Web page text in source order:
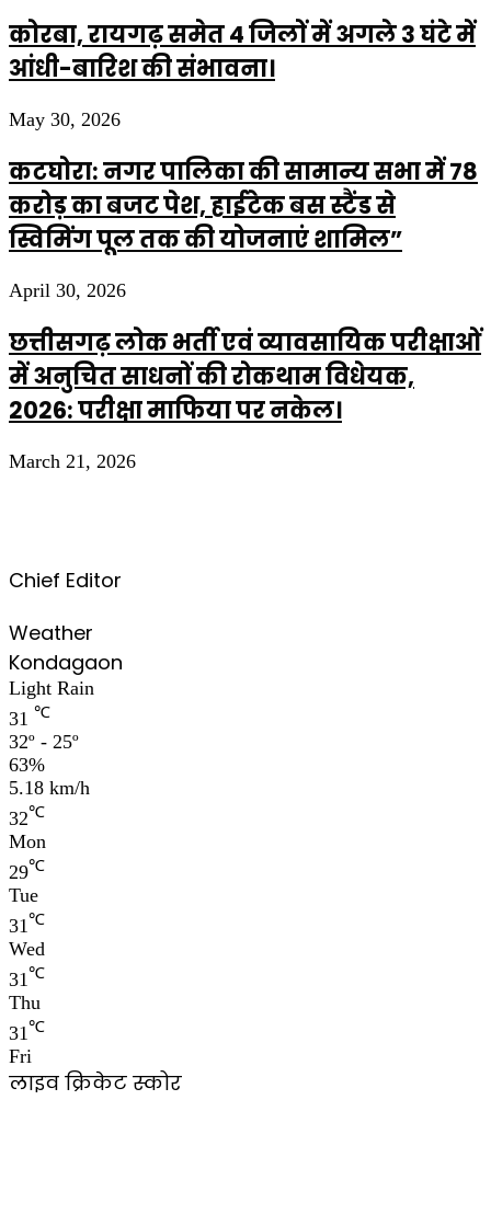
कोरबा, रायगढ़ समेत 4 जिलों में अगले 3 घंटे में
आंधी-बारिश की संभावना।
May 30, 2026
कटघोरा: नगर पालिका की सामान्य सभा में 78
करोड़ का बजट पेश, हाईटेक बस स्टैंड से
स्विमिंग पूल तक की योजनाएं शामिल”
April 30, 2026
छत्तीसगढ़ लोक भर्ती एवं व्यावसायिक परीक्षाओं
में अनुचित साधनों की रोकथाम विधेयक,
2026: परीक्षा माफिया पर नकेल।
March 21, 2026
Chief Editor
Weather
Kondagaon
Light Rain
31 ℃
32º - 25º
63%
5.18 km/h
32℃
Mon
29℃
Tue
31℃
Wed
31℃
Thu
31℃
Fri
लाइव क्रिकेट स्कोर